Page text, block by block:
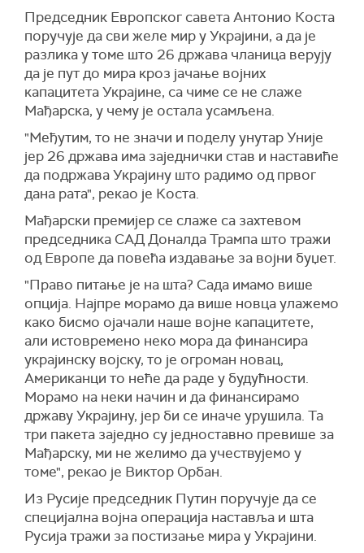
Председник Европског савета Антонио Коста
поручује да сви желе мир у Украјини, а да је
разлика у томе што 26 држава чланица верују
да је пут до мира кроз јачање војних
капацитета Украјине, са чиме се не слаже
Мађарска, у чему је остала усамљена.
"Међутим, то не значи и поделу унутар Уније
јер 26 држава има заједнички став и наставиће
да подржава Украјину што радимо од првог
дана рата", рекао је Коста.
Мађарски премијер се слаже са захтевом
председника САД Доналда Трампа што тражи
од Европе да повећа издавање за војни буџет.
"Право питање је на шта? Сада имамо више
опција. Најпре морамо да више новца улажемо
како бисмо ојачали наше војне капацитете,
али истовремено неко мора да финансира
украјинску војску, то је огроман новац,
Американци то неће да раде у будућности.
Морамо на неки начин и да финансирамо
државу Украјину, јер би се иначе урушила. Та
три пакета заједно су једноставно превише за
Мађарску, ми не желимо да учествујемо у
томе", рекао је Виктор Орбан.
Из Русије председник Путин поручује да се
специјална војна операција наставља и шта
Русија тражи за постизање мира у Украјини.